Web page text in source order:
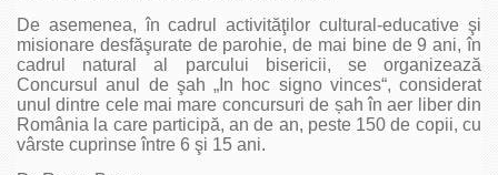
De asemenea, în cadrul activităţilor cultural-educative şi
misionare desfăşurate de parohie, de mai bine de 9 ani, în
cadrul natural al parcului bisericii, se organizează
Concursul anul de şah „In hoc signo vinces“, considerat
unul dintre cele mai mare concursuri de șah în aer liber din
România la care participă, an de an, peste 150 de copii, cu
vârste cuprinse între 6 şi 15 ani.